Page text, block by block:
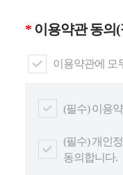
이용약관 동의(
이용약관에 모
(필수) 이용
(필수) 개인
동의합니다.